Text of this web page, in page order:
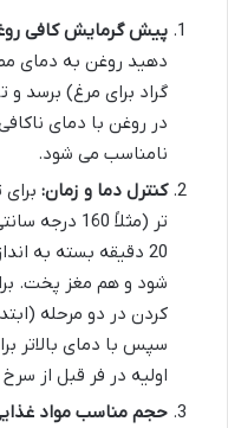
پیش گرمایش کافی
گراد برای مرغ) برسد
در روغن با دمای
نامناسب می شود.
کنترل دما و زمان:
20 دقیقه بسته به
شود و هم مغز پخت.
کردن در دو مرحله
سپس با دمای بالاتر
اولیه در فر قبل از
حجم مناسب مواد